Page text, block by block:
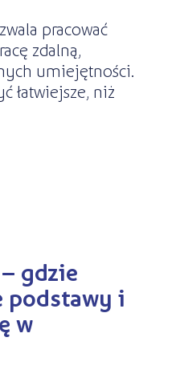
pracować
zdalną,
umiejętności.
łatwiejsze, niż
gdzie
podstawy i
w